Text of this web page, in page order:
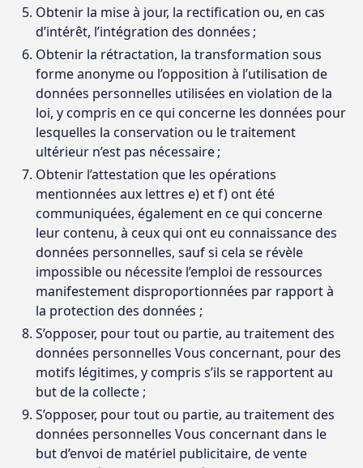
Obtenir la mise à jour, la rectification ou, en cas
d’intérêt, l’intégration des données ;
Obtenir la rétractation, la transformation sous
forme anonyme ou l’opposition à l’utilisation de
données personnelles utilisées en violation de la
loi, y compris en ce qui concerne les données pour
lesquelles la conservation ou le traitement
ultérieur n’est pas nécessaire ;
Obtenir l’attestation que les opérations
mentionnées aux lettres e) et f) ont été
communiquées, également en ce qui concerne
leur contenu, à ceux qui ont eu connaissance des
données personnelles, sauf si cela se révèle
impossible ou nécessite l’emploi de ressources
manifestement disproportionnées par rapport à
la protection des données ;
S’opposer, pour tout ou partie, au traitement des
données personnelles Vous concernant, pour des
motifs légitimes, y compris s’ils se rapportent au
but de la collecte ;
S’opposer, pour tout ou partie, au traitement des
données personnelles Vous concernant dans le
but d’envoi de matériel publicitaire, de vente